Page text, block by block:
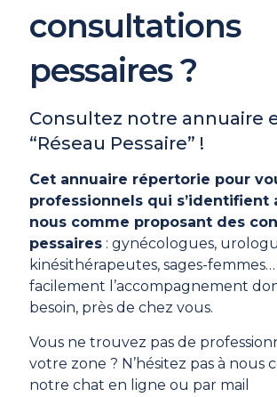
consultations
pessaires ?
Consultez notre annuaire
“Réseau Pessaire” !
Cet annuaire répertorie pour
professionnels qui s’identifient
nous comme proposant des
pessaires : gynécologues,
kinésithérapeutes, sages-
facilement l’accompagnement
besoin, près de chez vous.
Vous ne trouvez pas de
votre zone ? N’hésitez pas à nous
notre chat en ligne ou par mail